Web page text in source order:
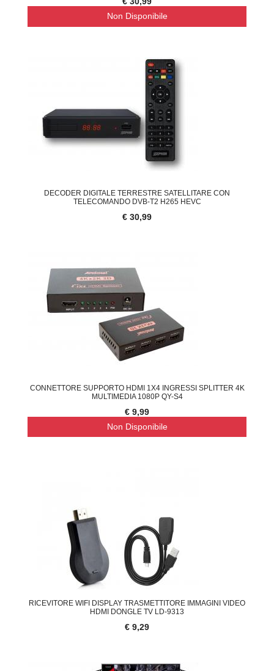
Non Disponibile
DECODER DIGITALE TERRESTRE SATELLITARE CON
TELECOMANDO DVB-T2 H265 HEVC
€ 30,99
CONNETTORE SUPPORTO HDMI 1X4 INGRESSI SPLITTER 4K
MULTIMEDIA 1080P QY-S4
€ 9,99
Non Disponibile
RICEVITORE WIFI DISPLAY TRASMETTITORE IMMAGINI VIDEO
HDMI DONGLE TV LD-9313
€ 9,29